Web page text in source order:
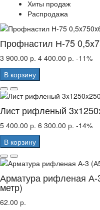
Хиты продаж
Распродажа
Профнастил Н-75
3 900.00 р. 4 400.00 р. -11%
В корзину
Лист рифленый
5 400.00 р. 6 300.00 р. -14%
В корзину
Арматура рифленая
метр)
62.00 р.